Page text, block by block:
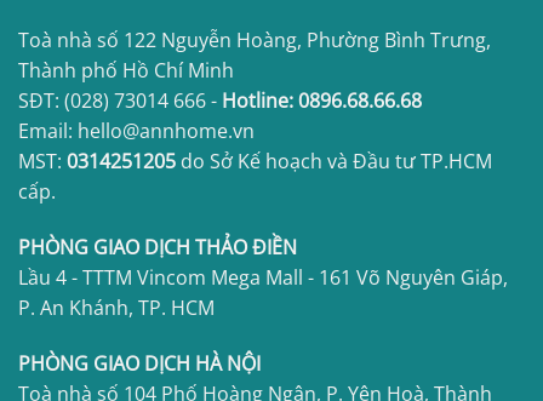
Toà nhà số 122 Nguyễn Hoàng, Phường Bình Trưng,
Thành phố Hồ Chí Minh
SĐT: (028) 73014 666- Hotline:0896.68.66.68
Email: hello@annhome.vn
MST: 0314251205 do Sở Kế hoạch và Đầu tư TP.HCM
cấp.
PHÒNG GIAO DỊCH THẢO ĐIỀN
Lầu 4 - TTTM Vincom Mega Mall - 161 Võ Nguyên Giáp,
P. An Khánh, TP. HCM
PHÒNG GIAO DỊCH HÀ NỘI
Toà nhà số 104 Phố Hoàng Ngân, P. Yên Hoà, Thành